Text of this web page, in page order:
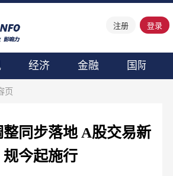
注册 登录
经济 金融 国际
页
同步落地 A股交易新
规今起施行